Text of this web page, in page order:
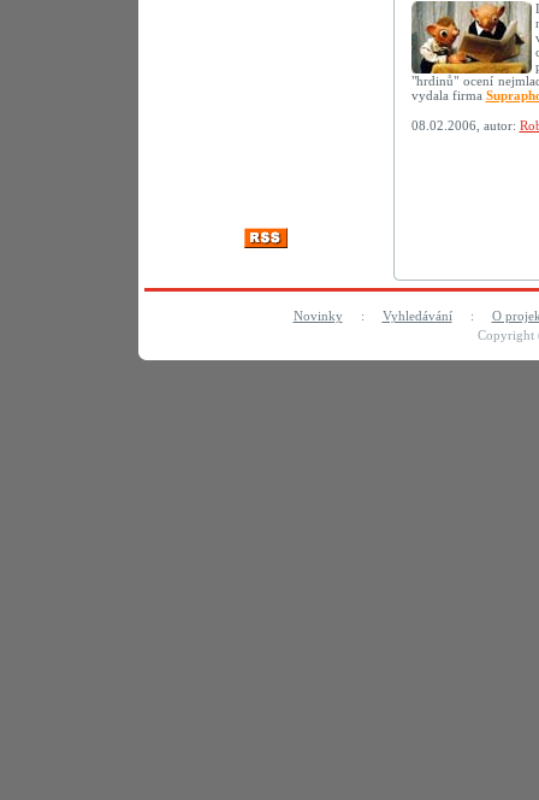
"hrdinů" ocení
vydala firma
08.02.2006, autor:
Novinky: Vyhledávání: O
Copyright